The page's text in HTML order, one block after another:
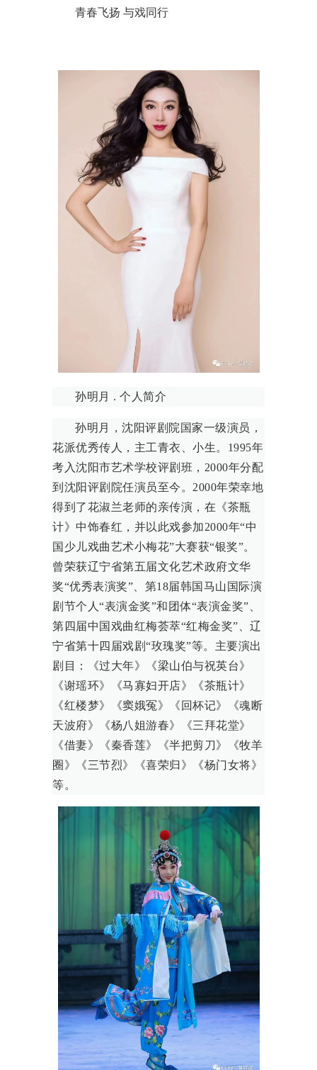
青春飞扬 与戏同行
孙明月 . 个人简介
孙明月，沈阳评剧院国家一级演员，
花派优秀传人，主工青衣、小生。1995年
考入沈阳市艺术学校评剧班，2000年分配
到沈阳评剧院任演员至今。2000年荣幸地
得到了花淑兰老师的亲传演，在《茶瓶
计》中饰春红，并以此戏参加2000年“中
国少儿戏曲艺术小梅花”大赛获“银奖”。
曾荣获辽宁省第五届文化艺术政府文华
奖“优秀表演奖”、第18届韩国马山国际演
剧节个人“表演金奖”和团体“表演金奖”、
第四届中国戏曲红梅荟萃“红梅金奖”、辽
宁省第十四届戏剧“玫瑰奖”等。主要演出
剧目：《过大年》《梁山伯与祝英台》
《谢瑶环》《马寡妇开店》《茶瓶计》
《红楼梦》《窦娥冤》《回杯记》《魂断
天波府》《杨八姐游春》《三拜花堂》
《借妻》《秦香莲》《半把剪刀》《牧羊
圈》《三节烈》《喜荣归》《杨门女将》
等。